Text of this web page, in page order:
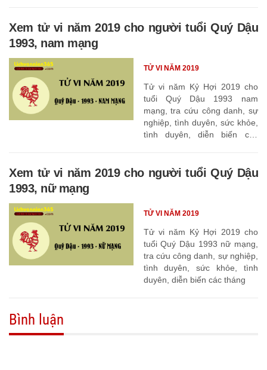
Xem tử vi năm 2019 cho người tuổi Quý Dậu
1993, nam mạng
Tử vi năm Kỷ Hợi 2019 cho
tuổi Quý Dậu 1993 nam
mạng, tra cứu công danh, sự
nghiệp, tình duyên, sức khỏe,
tình duyên, diễn biến các
TỬ VI NĂM 2019
Xem tử vi năm 2019 cho người tuổi Quý Dậu
1993, nữ mạng
Tử vi năm Kỷ Hợi 2019 cho
tuổi Quý Dậu 1993 nữ mạng,
tra cứu công danh, sự nghiệp,
tình duyên, sức khỏe, tình
duyên, diễn biến các tháng
TỬ VI NĂM 2019
Bình luận